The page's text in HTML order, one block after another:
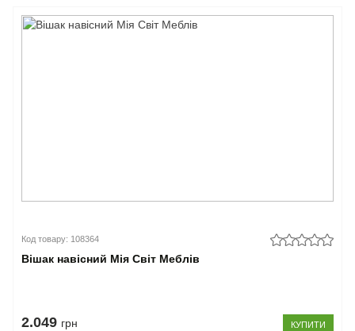
Код товару: 108364
Вішак навісний Мія Світ Меблів
2.049 грн КУПИТИ